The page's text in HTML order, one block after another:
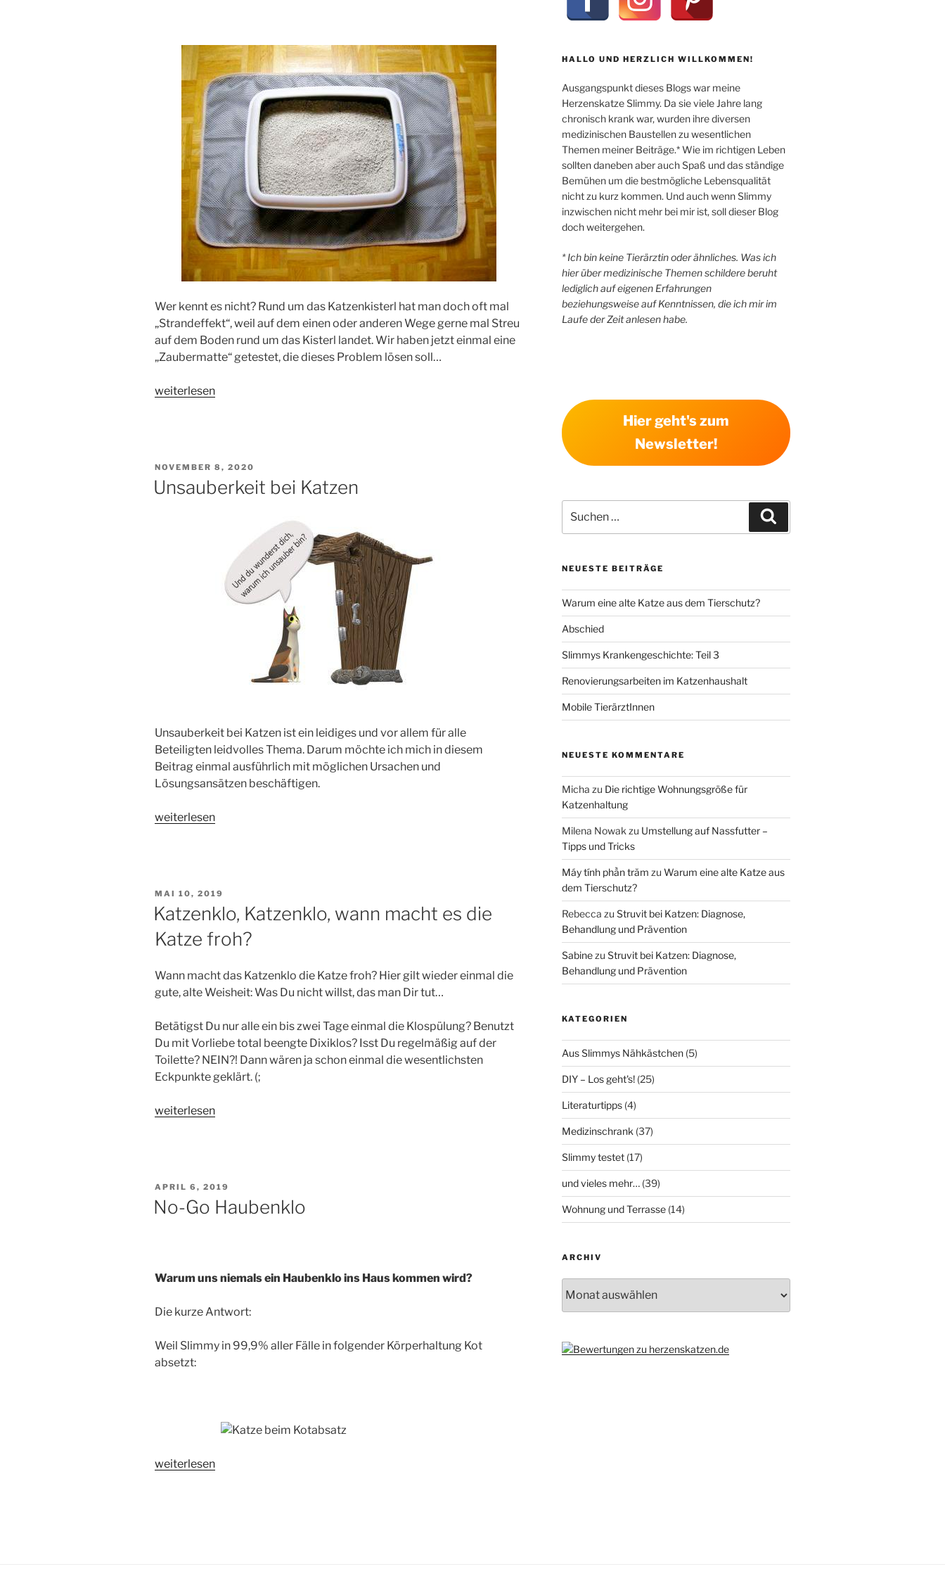
Wer kennt es nicht? Rund um das Katzenkisterl hat man doch oft mal
„Strandeffekt“, weil auf dem einen oder anderen Wege gerne mal Streu
auf dem Boden rund um das Kisterl landet. Wir haben jetzt einmal eine
„Zaubermatte“ getestet, die dieses Problem lösen soll…
„„Zaubermatte“
weiterlesen
VERÖFFENTLICHT
NOVEMBER 8, 2020
Unsauberkeit bei Katzen
Unsauberkeit bei Katzen ist ein leidiges und vor allem für alle
Beteiligten leidvolles Thema. Darum möchte ich mich in diesem
Beitrag einmal ausführlich mit möglichen Ursachen und
Lösungsansätzen beschäftigen.
„Unsauberkeit
weiterlesen
VERÖFFENTLICHT
AM
MAI 10, 2019
Katzenklo, Katzenklo, wann macht es die
Katze froh?
Wann macht das Katzenklo die Katze froh? Hier gilt wieder einmal die
gute, alte Weisheit: Was Du nicht willst, das man Dir tut…
Betätigst Du nur alle ein bis zwei Tage einmal die Klospülung? Benutzt
Du mit Vorliebe total beengte Dixiklos? Isst Du regelmäßig auf der
Toilette? NEIN?! Dann wären ja schon einmal die wesentlichsten
Eckpunkte geklärt. (;
„Katzenklo,
Katze
weiterlesen
VERÖFFENTLICHT
AM
APRIL 6, 2019
No-Go Haubenklo
Warum uns niemals ein Haubenklo ins Haus kommen wird?
Die kurze Antwort:
Weil Slimmy in 99,9% aller Fälle in folgender Körperhaltung Kot
absetzt:
„No-
weiterlesen
HALLO UND HERZLICH WILLKOMMEN!
Ausgangspunkt dieses Blogs war meine
Herzenskatze Slimmy. Da sie viele Jahre lang
chronisch krank war, wurden ihre diversen
medizinischen Baustellen zu wesentlichen
Themen meiner Beiträge.* Wie im richtigen Leben
sollten daneben aber auch Spaß und das ständige
Bemühen um die bestmögliche Lebensqualität
nicht zu kurz kommen. Und auch wenn Slimmy
inzwischen nicht mehr bei mir ist, soll dieser Blog
doch weitergehen.
* Ich bin keine Tierärztin oder ähnliches. Was ich
hier über medizinische Themen schildere beruht
lediglich auf eigenen Erfahrungen
beziehungsweise auf Kenntnissen, die ich mir im
Laufe der Zeit anlesen habe.
Hier geht's zum
Newsletter!
nach:
NEUESTE BEITRÄGE
Warum eine alte Katze aus dem Tierschutz?
Abschied
Slimmys Krankengeschichte: Teil 3
Renovierungsarbeiten im Katzenhaushalt
Mobile TierärztInnen
NEUESTE KOMMENTARE
Micha zu Die richtige Wohnungsgröße für
Katzenhaltung
Milena Nowak zu Umstellung auf Nassfutter –
Tipps und Tricks
Máy tính phần trăm zu Warum eine alte Katze aus
dem Tierschutz?
Rebecca zu Struvit bei Katzen: Diagnose,
Behandlung und Prävention
Sabinezu Struvit bei Katzen: Diagnose,
Behandlung und Prävention
KATEGORIEN
Aus Slimmys Nähkästchen(5)
DIY – Los geht's!(25)
Literaturtipps(4)
Medizinschrank (37)
Slimmy testet(17)
und vieles mehr…(39)
Wohnung und Terrasse(14)
ARCHIV